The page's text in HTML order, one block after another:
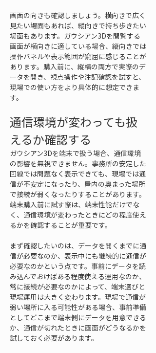
画面の向きも確認しましょう。横向きで広く
見たい場面もあれば、縦向きで持ち歩きたい
場面もあります。ガウシアン3Dを閲覧する
画面が横向きに適している場合、縦向きでは
操作パネルや表示範囲が窮屈に感じることが
あります。購入前に、縦横の両方で実際のデ
ータを開き、視点操作や注記確認を試すと、
現場での使い方をより具体的に想定できま
す。
通信環境が変わっても扱
えるか確認する
ガウシアン3Dを端末で扱う場合、通信環境
の影響を無視できません。事務所の安定した
回線では問題なく表示できても、現場では通
信が不安定になったり、屋内の奥まった場所
で接続が弱くなったりすることがあります。
端末購入前に試す際は、端末性能だけでな
く、通信環境が変わったときにどの程度使え
るかを確認することが重要です。
まず確認したいのは、データを開くまでに通
信が必要なのか、表示中にも継続的に通信が
必要なのかという点です。事前にデータを読
み込んでおけばある程度使える運用なのか、
常に接続が必要なのかによって、端末選びと
現場運用は大きく変わります。現場で通信が
弱い場所に入る可能性がある場合、事前準備
としてどこまで端末側にデータを用意できる
か、通信が切れたときに画面がどうなるかを
試しておく必要があります。